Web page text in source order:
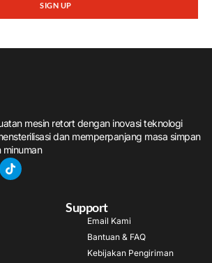
SIGN UP
mesin retort dengan inovasi teknologi
dan memperpanjang masa simpan
Support
Email Kami
Bantuan & FAQ
Kebijakan Pengiriman